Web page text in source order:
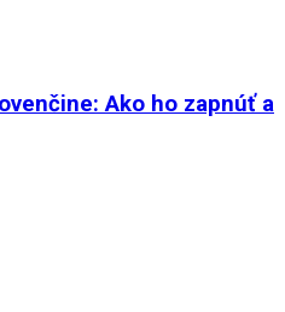
Ako ho zapnúť a